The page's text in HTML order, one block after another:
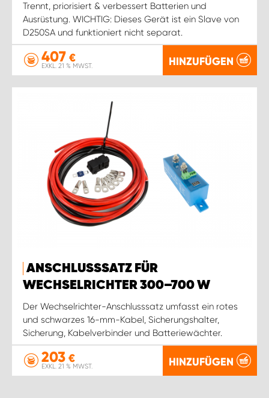
Trennt, priorisiert & verbessert Batterien und
Ausrüstung. WICHTIG: Dieses Gerät ist ein Slave von
D250SA und funktioniert nicht separat.
407 €
EXKL. 21 % MWST. HINZUFÜGEN
ANSCHLUSSSATZ FÜR
WECHSELRICHTER 300–700 W
Der Wechselrichter-Anschlusssatz umfasst ein rotes
und schwarzes 16-mm-Kabel, Sicherungshalter,
Sicherung, Kabelverbinder und Batteriewächter.
203 €
EXKL. 21 % MWST. HINZUFÜGEN